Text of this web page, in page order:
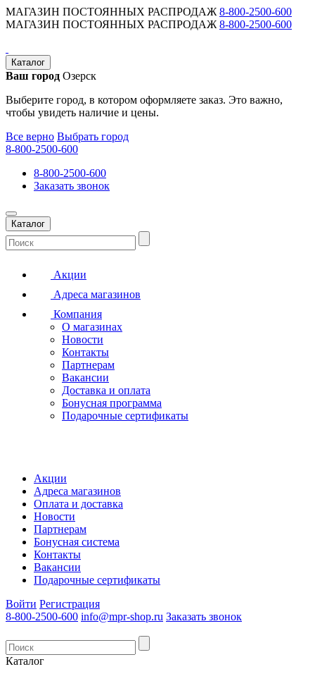
МАГАЗИН ПОСТОЯННЫХ РАСПРОДАЖ 8-800-2500-600
МАГАЗИН ПОСТОЯННЫХ РАСПРОДАЖ 8-800-2500-600
Каталог
Ваш город Озерск
Выберите город, в котором оформляете заказ. Это важно,
чтобы увидеть наличие и цены.
Все верно Выбрать город
8-800-2500-600
8-800-2500-600
Заказать звонок
Каталог
Акции
Адреса магазинов
Компания
О магазинах
Новости
Контакты
Партнерам
Вакансии
Доставка и оплата
Бонусная программа
Подарочные сертификаты
Акции
Адреса магазинов
Оплата и доставка
Новости
Партнерам
Бонусная система
Контакты
Вакансии
Подарочные сертификаты
Войти Регистрация
8-800-2500-600 info@mpr-shop.ru Заказать звонок
Каталог